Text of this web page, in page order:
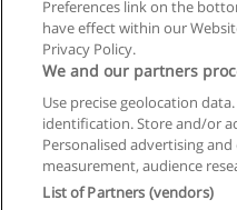
Copyright © Educaedu
Preferences link on the
have effect within our
Privacy Policy.
We and our partners
Use precise geolocation
identification. Store and/or
Personalised advertising
measurement, audience
List of Partners (vendors)